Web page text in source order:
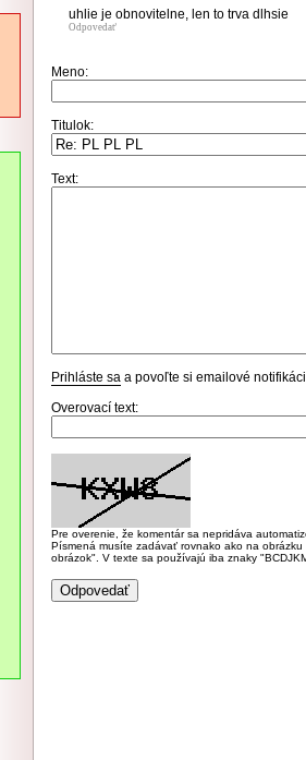
uhlie je obnovitelne, len to trva dlhsie
Odpovedať
Meno:
Titulok:
Text:
Prihláste sa a povoľte si emailové
Overovací text:
Pre overenie, že komentár sa nepridáva
Písmená musíte zadávať rovnako ako na
obrázok". V texte sa používajú iba znaky